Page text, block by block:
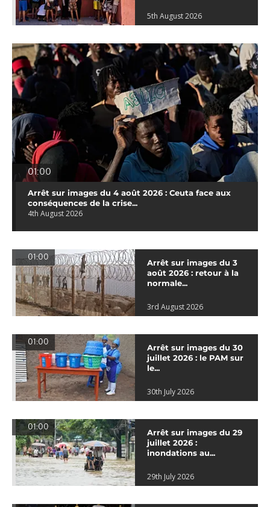
5th August 2026
01:00
Arrêt sur images du 4 août 2026 : Ceuta face aux
conséquences de la crise...
4th August 2026
01:00
Arrêt sur images du 3
août 2026 : retour à la
normale...
3rd August 2026
01:00
Arrêt sur images du 30
juillet 2026 : le PAM sur
le...
30th July 2026
01:00
Arrêt sur images du 29
juillet 2026 :
inondations au...
29th July 2026